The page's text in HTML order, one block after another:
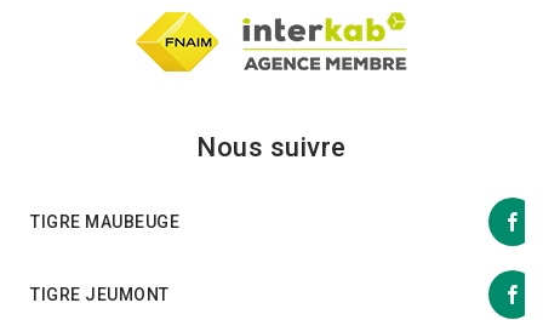
Nous suivre
TIGRE MAUBEUGE
TIGRE JEUMONT